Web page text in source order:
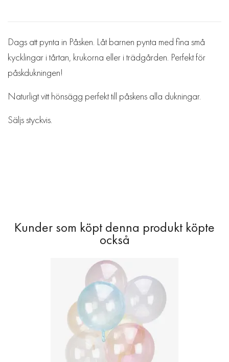
Dags att pynta in Påsken. Låt barnen pynta med fina små
kycklingar i tårtan, krukorna eller i trädgården. Perfekt för
påskdukningen!
Naturligt vitt hönsägg perfekt till påskens alla dukningar.
Säljs styckvis.